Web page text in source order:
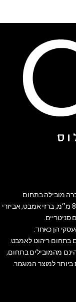
מובילה בתחום
סניטריים.
הן כאחד.
בתחום ריהוט לאמבט.
מהמובילים בתחום,
למוצר המוגמר.